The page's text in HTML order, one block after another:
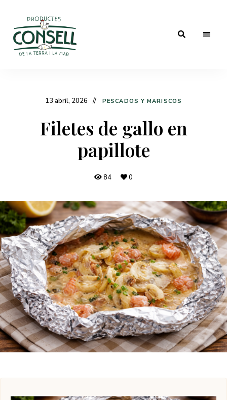
cocina
Granja
13 abril, 2026 PESCADOS Y MARISCOS
Filetes de gallo en
papillote
84 0